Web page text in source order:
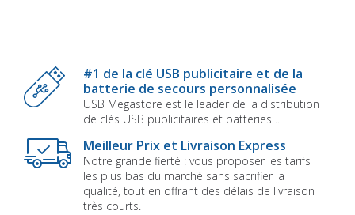
#1 de la clé USB publicitaire et de la
batterie de secours personnalisée
USB Megastore est le leader de la distribution
de clés USB publicitaires et batteries ...
Meilleur Prix et Livraison Express
Notre grande fierté : vous proposer les tarifs
les plus bas du marché sans sacrifier la
qualité, tout en offrant des délais de livraison
très courts.